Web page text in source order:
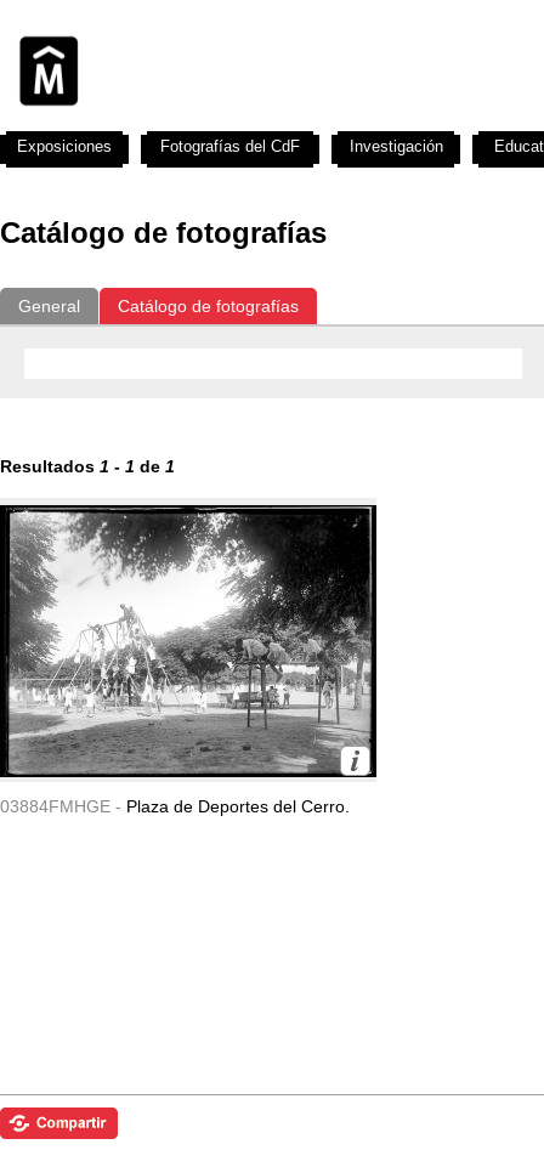
Catálogo de fotografías
General Catálogo de fotografías
Resultados 1 - 1 de 1
03884FMHGE - Plaza de Deportes del Cerro.
Exposiciones Fotografías del CdF Investigación